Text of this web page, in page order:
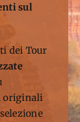
sul
dei Tour
originali